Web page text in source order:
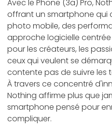
Avec le Phone (3a) Pro,
offrant un smartphone qui
photo mobile, des
approche logicielle centrée
pour les créateurs, les
ceux qui veulent se
contente pas de suivre les
À travers ce concentré
Nothing affirme plus que
smartphone pensé pour
compliquer.